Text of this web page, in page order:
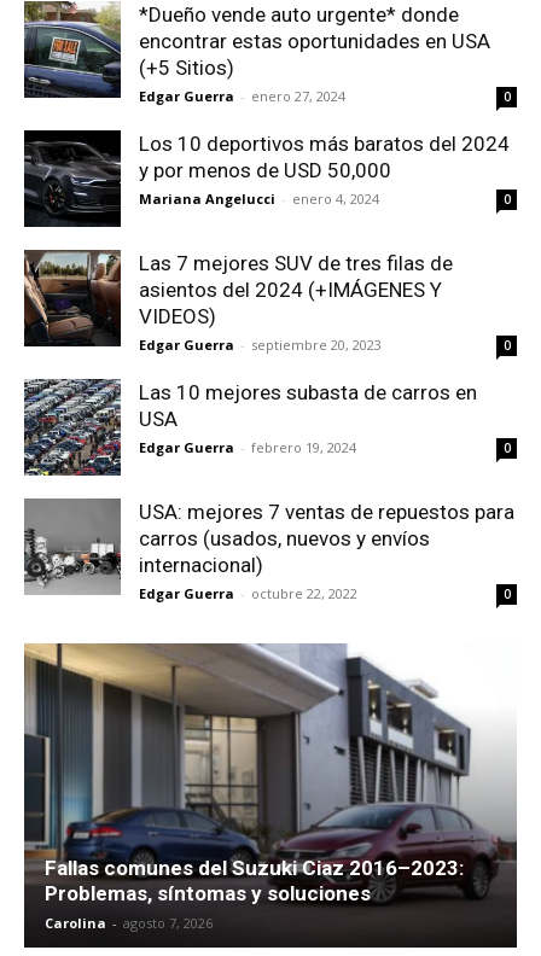
*Dueño vende auto urgente* donde
encontrar estas oportunidades en USA
(+5 Sitios)
Edgar Guerra - enero 27, 2024 0
Los 10 deportivos más baratos del 2024
y por menos de USD 50,000
Mariana Angelucci - enero 4, 2024 0
Las 7 mejores SUV de tres filas de
asientos del 2024 (+IMÁGENES Y
VIDEOS)
Edgar Guerra - septiembre 20, 2023 0
Las 10 mejores subasta de carros en
USA
Edgar Guerra - febrero 19, 2024 0
USA: mejores 7 ventas de repuestos para
carros (usados, nuevos y envíos
internacional)
Edgar Guerra - octubre 22, 2022 0
Fallas comunes del Suzuki Ciaz 2016–2023:
Problemas, síntomas y soluciones
Carolina - agosto 7, 2026